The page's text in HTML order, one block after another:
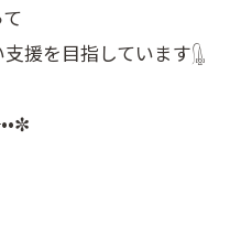
援を目指しています𓊮